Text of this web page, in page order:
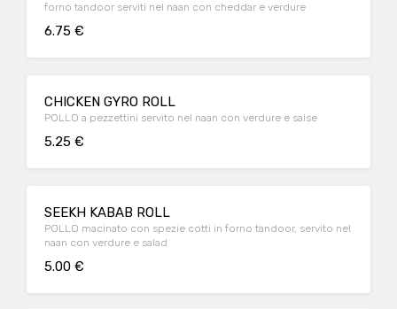
forno tandoor serviti nel naan con cheddar e verdure
6.75 €
CHICKEN GYRO ROLL
POLLO a pezzettini servito nel naan con verdure e salse
5.25 €
SEEKH KABAB ROLL
POLLO macinato con spezie cotti in forno tandoor, servito nel
naan con verdure e salad
5.00 €